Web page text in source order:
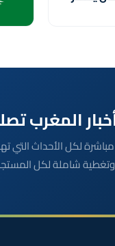
لكم متابعة مباشرة لكل
شاملة لكل